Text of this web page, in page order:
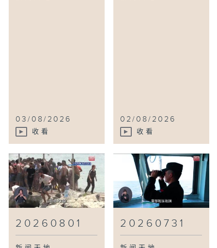
03/08/2026
收看
02/08/2026
收看
20260801 20260731